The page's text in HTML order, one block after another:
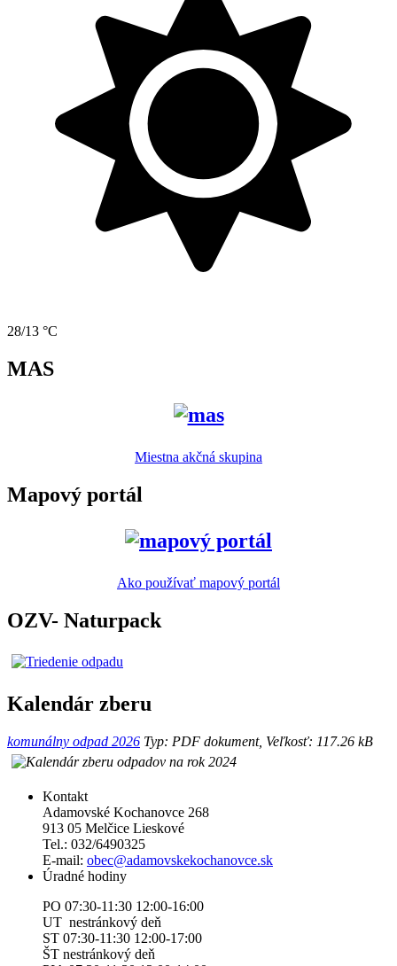
28/13 °C
MAS
Miestna akčná skupina
Mapový portál
Ako používať mapový portál
OZV- Naturpack
Kalendár zberu
komunálny odpad 2026 Typ: PDF dokument, Veľkosť: 117.26 kB
Kontakt
Adamovské Kochanovce 268
913 05 Melčice Lieskové
Tel.: 032/6490325
E-mail: obec@adamovskekochanovce.sk
Úradné hodiny
PO 07:30-11:30 12:00-16:00
UT nestránkový deň
ST 07:30-11:30 12:00-17:00
ŠT nestránkový deň